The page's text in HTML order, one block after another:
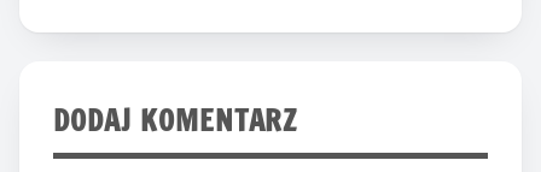
DODAJ KOMENTARZ